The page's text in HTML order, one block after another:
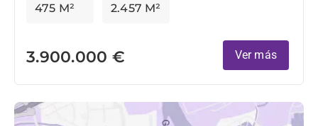
475 M² 2.457 M²
3.900.000 € Ver más